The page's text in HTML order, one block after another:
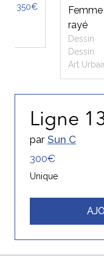
350€
rayé
Dessin
Dessin
Art
Ligne
par Sun C
300€
Unique